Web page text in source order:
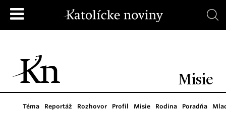
Misie
Téma Reportáž Rozhovor Profil Misie Rodina Poradňa